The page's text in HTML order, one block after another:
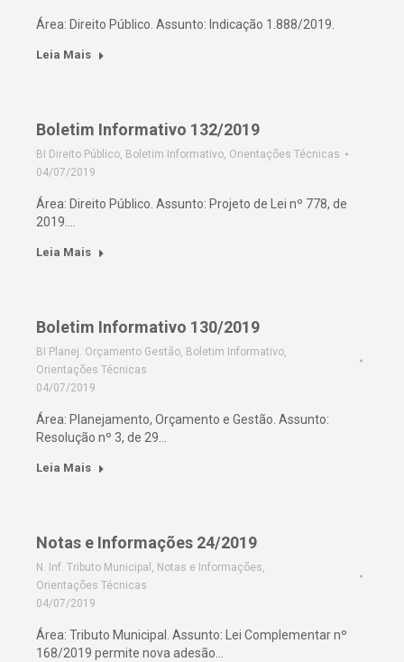
Área: Direito Público. Assunto: Indicação 1.888/2019.
Leia Mais
Boletim Informativo 132/2019
BI Direito Público, Boletim Informativo, Orientações Técnicas
04/07/2019
Área: Direito Público. Assunto: Projeto de Lei nº 778, de
2019.…
Leia Mais
Boletim Informativo 130/2019
BI Planej. Orçamento Gestão, Boletim Informativo,
Orientações Técnicas
04/07/2019
Área: Planejamento, Orçamento e Gestão. Assunto:
Resolução nº 3, de 29…
Leia Mais
Notas e Informações 24/2019
N. Inf. Tributo Municipal , Notas e Informações,
Orientações Técnicas
04/07/2019
Área: Tributo Municipal. Assunto: Lei Complementar nº
168/2019 permite nova adesão…